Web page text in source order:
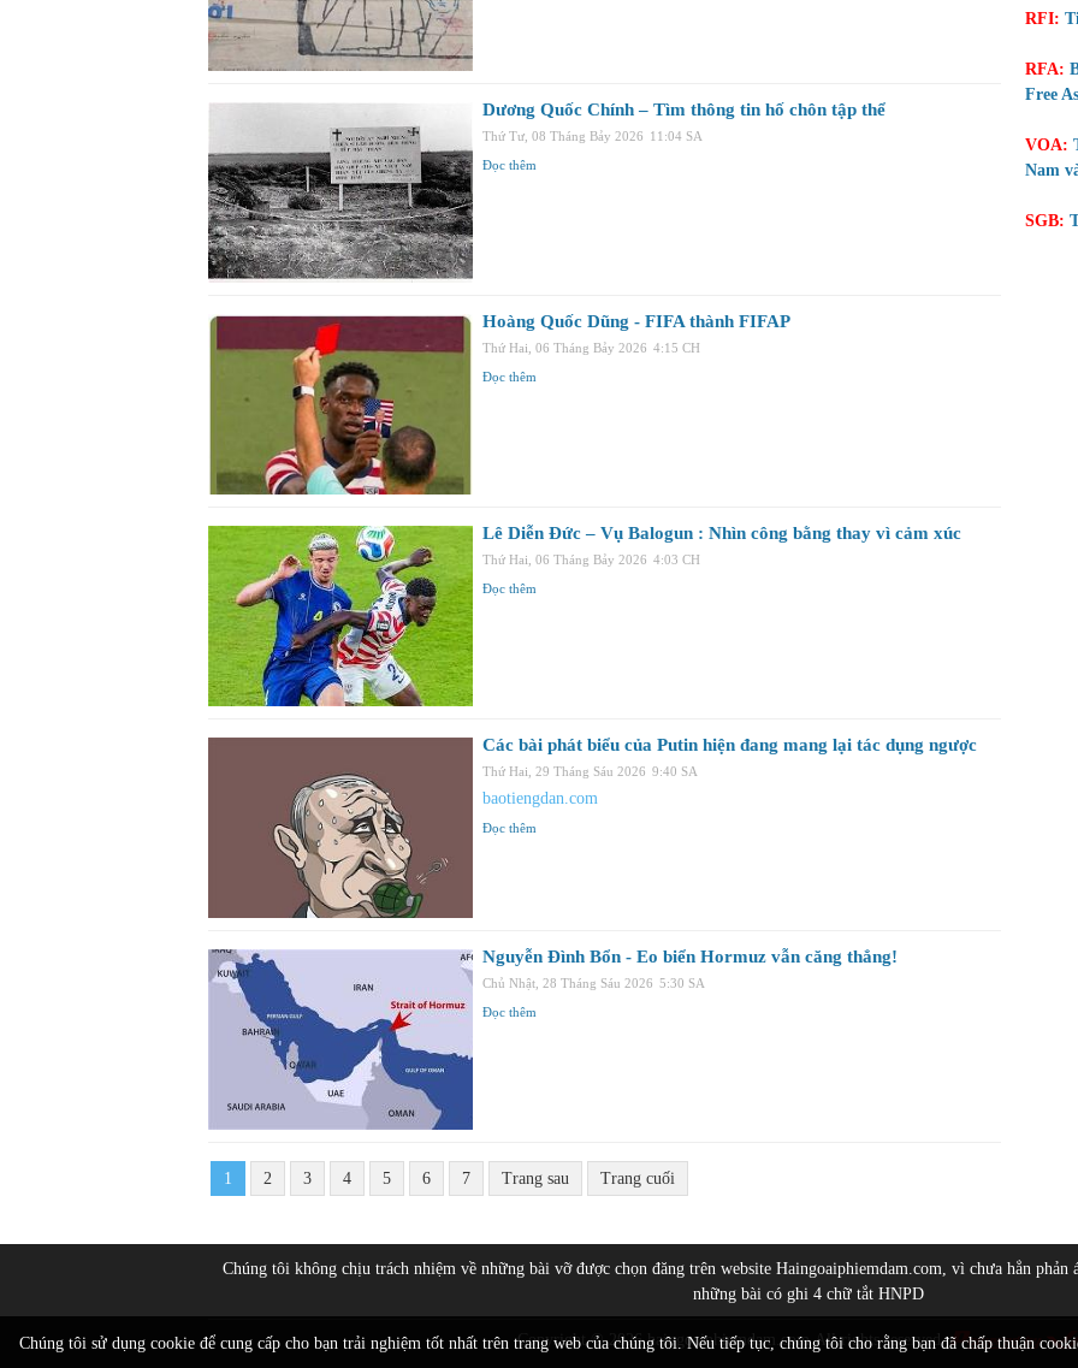
Dương Quốc Chính – Tìm thông tin hố chôn tập thể
Thứ Tư, 08 Tháng Bảy 2026 11:04 SA
Đọc thêm
Hoàng Quốc Dũng - FIFA thành FIFAP
Thứ Hai, 06 Tháng Bảy 2026 4:15 CH
Đọc thêm
Lê Diễn Đức – Vụ Balogun : Nhìn công bằng thay vì cảm xúc
Thứ Hai, 06 Tháng Bảy 2026 4:03 CH
Đọc thêm
Các bài phát biểu của Putin hiện đang mang lại tác dụng ngược
Thứ Hai, 29 Tháng Sáu 2026 9:40 SA
baotiengdan.com
Đọc thêm
Nguyễn Đình Bổn - Eo biển Hormuz vẫn căng thẳng!
Chủ Nhật, 28 Tháng Sáu 2026 5:30 SA
Đọc thêm
1 2 3 4 5 6 7 Trang sau Trang cuối
RFI:
RFA:
Free
VOA:
Nam
SGB:
Chúng tôi không chịu trách nhiệm về những bài vỡ được chọn đăng trên website Haingoaiphiemdam.com, vì chưa hẳn
những bài có ghi 4 chữ tắt HNPD
Copyright © 2026haingoaiphiemdam.comAll rights reserved
Chúng tôi sử dụng cookie để cung cấp cho bạn trải nghiệm tốt nhất trên trang web của chúng tôi. Nếu tiếp tục, chúng tôi cho rằng bạn đã chấp thuận